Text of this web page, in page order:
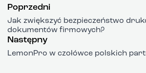
Poprzedni
Jak zwiększyć bezpieczeństwo
dokumentów firmowych?
Następny
LemonPro w czołówce polskich